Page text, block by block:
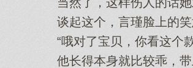
谈起这个，言瑾脸上的笑
“哦对了宝贝，你看这个款
他长得本身就比较乖，带